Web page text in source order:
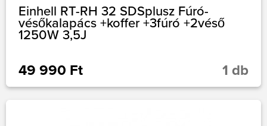
Einhell RT-RH 32 SDSplusz Fúró-
vésőkalapács +koffer +3fúró +2véső
1250W 3,5J
49 990 Ft 1 db